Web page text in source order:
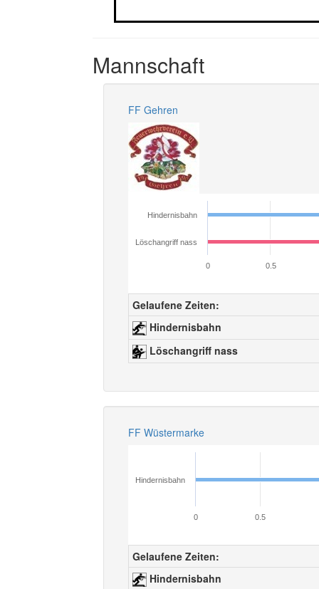
Mannschaft
FF Gehren
Hindernisbahn
Löschangriff nass
0 0.5
Gelaufene Zeiten:
Hindernisbahn
Löschangriff nass
FF Wüstermarke
Hindernisbahn
0 0.5
Gelaufene Zeiten:
Hindernisbahn